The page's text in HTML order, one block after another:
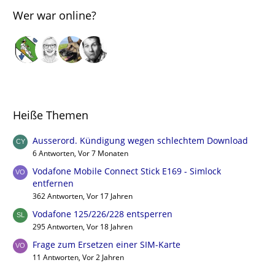
Wer war online?
Heiße Themen
Ausserord. Kündigung wegen schlechtem Download
6 Antworten, Vor 7 Monaten
Vodafone Mobile Connect Stick E169 - Simlock
entfernen
362 Antworten, Vor 17 Jahren
Vodafone 125/226/228 entsperren
295 Antworten, Vor 18 Jahren
Frage zum Ersetzen einer SIM-Karte
11 Antworten, Vor 2 Jahren